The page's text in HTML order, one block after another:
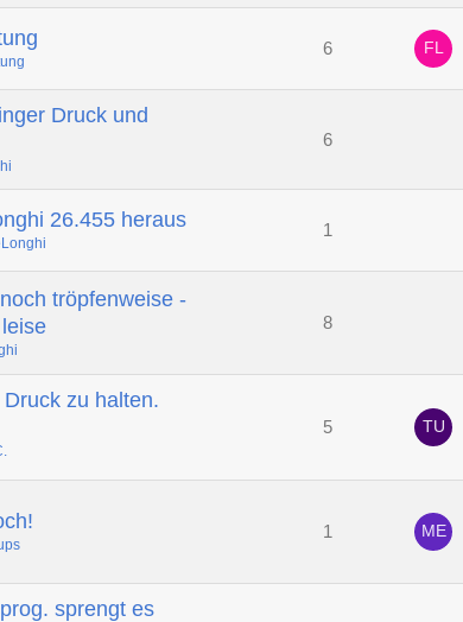
6
Druck und
6
26.455 heraus 1
tröpfenweise -
8
zu halten.
5
1
sprengt es